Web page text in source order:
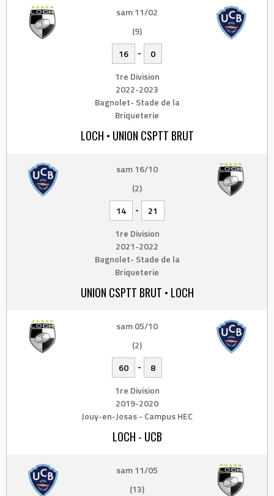
sam 11/02
(9)
16
-
0
1re Division
2022-2023
Bagnolet- Stade de la
Briqueterie
LOCH • UNION CSPTT BRUT
sam 16/10
(2)
14
-
21
1re Division
2021-2022
Bagnolet- Stade de la
Briqueterie
UNION CSPTT BRUT • LOCH
sam 05/10
(2)
60
-
8
1re Division
2019-2020
Jouy-en-Josas - Campus HEC
LOCH - UCB
sam 11/05
(13)